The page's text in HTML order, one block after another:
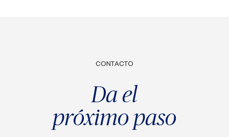
CONTACTO
Da el
próximo paso